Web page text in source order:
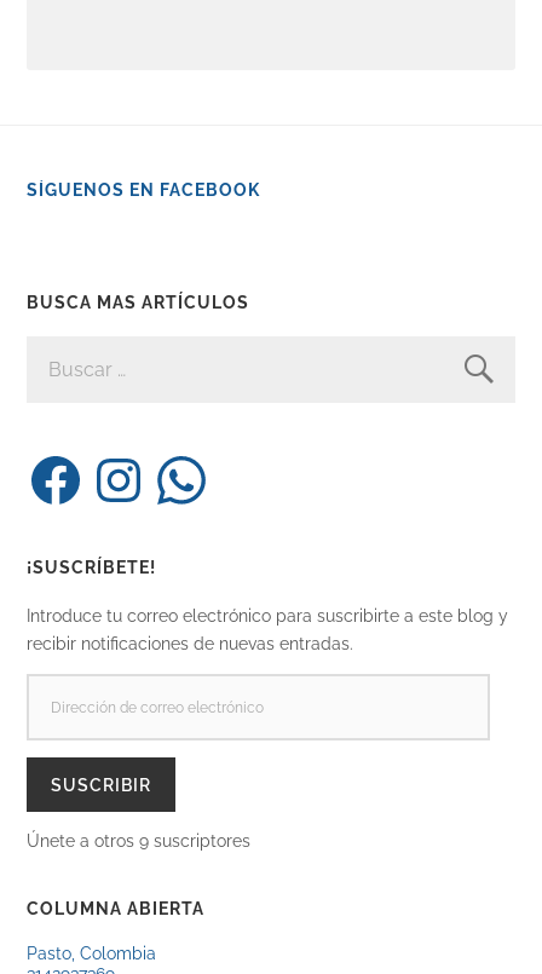
SÍGUENOS EN FACEBOOK
BUSCA MAS ARTÍCULOS
FacebookInstagramWhatsApp
¡SUSCRÍBETE!
Introduce tu correo electrónico para suscribirte a este blog y
recibir notificaciones de nuevas entradas.
CORREO
SUSCRIBIR
Únete a otros 9 suscriptores
COLUMNA ABIERTA
Pasto, Colombia